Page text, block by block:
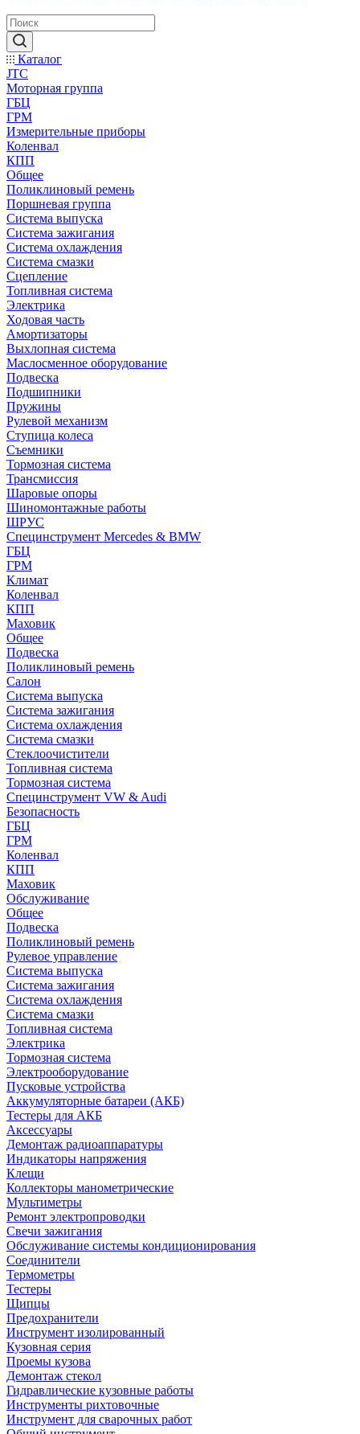
Каталог
JTC
Моторная группа
ГБЦ
ГРМ
Измерительные приборы
Коленвал
КПП
Общее
Поликлиновый ремень
Поршневая группа
Система выпуска
Система зажигания
Система охлаждения
Система смазки
Сцепление
Топливная система
Электрика
Ходовая часть
Амортизаторы
Выхлопная система
Маслосменное оборудование
Подвеска
Подшипники
Пружины
Рулевой механизм
Ступица колеса
Съемники
Тормозная система
Трансмиссия
Шаровые опоры
Шиномонтажные работы
ШРУС
Специнструмент Mercedes & BMW
ГБЦ
ГРМ
Климат
Коленвал
КПП
Маховик
Общее
Подвеска
Поликлиновый ремень
Салон
Система выпуска
Система зажигания
Система охлаждения
Система смазки
Стеклоочистители
Топливная система
Тормозная система
Специнструмент VW & Audi
Безопасность
ГБЦ
ГРМ
Коленвал
КПП
Маховик
Обслуживание
Общее
Подвеска
Поликлиновый ремень
Рулевое управление
Система выпуска
Система зажигания
Система охлаждения
Система смазки
Топливная система
Электрика
Тормозная система
Электрооборудование
Пусковые устройства
Аккумуляторные батареи (АКБ)
Тестеры для АКБ
Аксессуары
Демонтаж радиоаппаратуры
Индикаторы напряжения
Клещи
Коллекторы манометрические
Мультиметры
Ремонт электропроводки
Свечи зажигания
Обслуживание системы кондиционирования
Соединители
Термометры
Тестеры
Щипцы
Предохранители
Инструмент изолированный
Кузовная серия
Проемы кузова
Демонтаж стекол
Гидравлические кузовные работы
Инструменты рихтовочные
Инструмент для сварочных работ